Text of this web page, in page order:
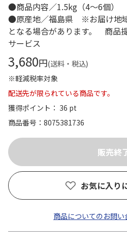
●商品内容／1.5kg（4～6個）
●原産地／福島県 ※お届け地
となる場合があります。 商品
サービス
3,680円(送料・税込)
※軽減税率対象
配送先が限られている商品です。
獲得ポイント： 36 pt
商品番号
8075381736
お気に入り
商品についてのお問い